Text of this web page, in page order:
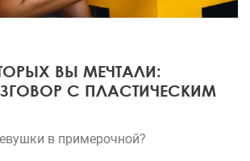
ВЫ МЕЧТАЛИ:
С ПЛАСТИЧЕСКИМ
в примерочной?